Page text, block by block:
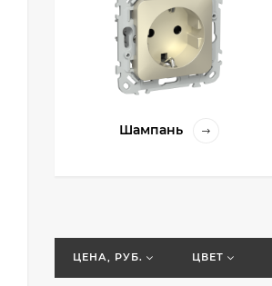
Шампань
ЦЕНА, РУБ. ЦВЕТ